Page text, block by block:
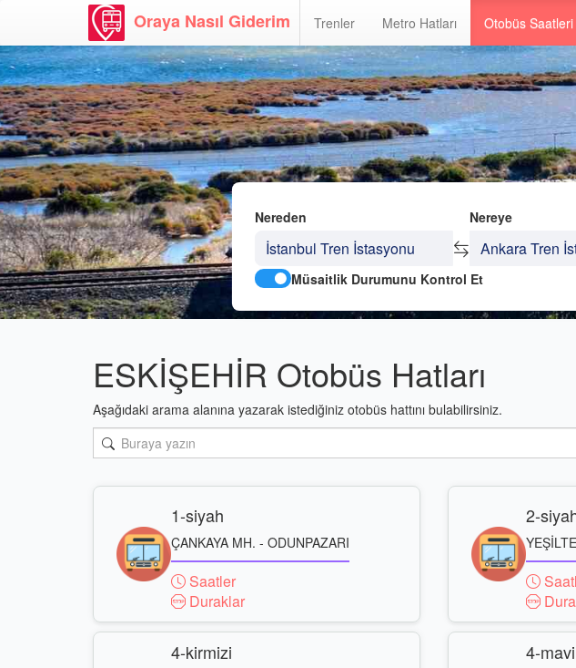
Oraya Nasıl Giderim Trenler Metro Hatları Otobüs Saatleri
Nereden Nereye
Müsaitlik Durumunu Kontrol Et
ESKİŞEHİR Otobüs Hatları
Aşağıdaki arama alanına yazarak istediğiniz otobüs hattını bulabilirsiniz.
1-siyah
ÇANKAYA MH. - ODUNPAZARI
Saatler
Duraklar
2-
4-kirmizi 4-mavi